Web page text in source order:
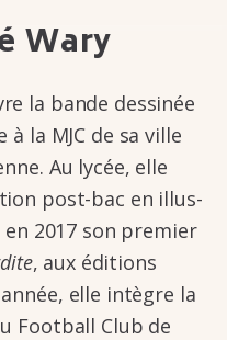
Wary
la bande dessi­­née
la MJC de sa ville
Au lycée, elle
post-bac en illus­­
2017 son premier
, aux éditions
elle intègre la
Foot­­ball Club de